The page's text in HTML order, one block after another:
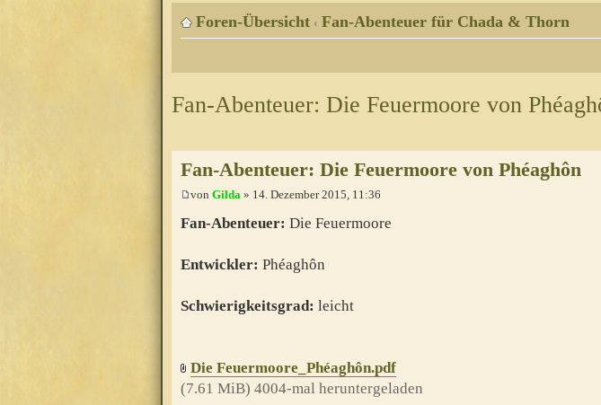
Foren-Übersicht ‹ Fan-Abenteuer für Chada & Thorn
Fan-Abenteuer: Die Feuermoore von
Fan-Abenteuer: Die Feuermoore von Phéaghôn
von Gilda » 14. Dezember 2015, 11:36
Fan-Abenteuer: Die Feuermoore
Entwickler: Phéaghôn
Schwierigkeitsgrad: leicht
Die Feuermoore_Phéaghôn.pdf
(7.61 MiB) 4004-mal heruntergeladen